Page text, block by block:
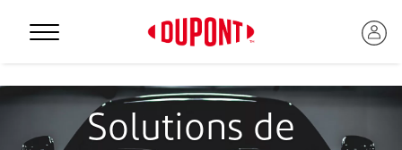
Solutions de